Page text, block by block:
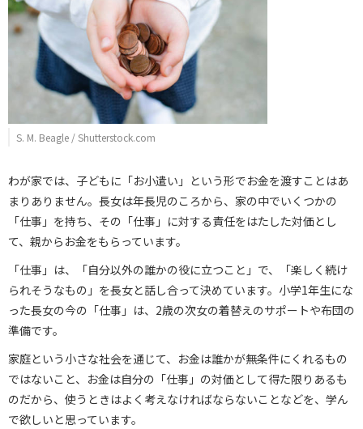
S. M. Beagle / Shutterstock.com
わが家では、子どもに「お小遣い」という形でお金を渡すことはあ
まりありません。長女は年長児のころから、家の中でいくつかの
「仕事」を持ち、その「仕事」に対する責任をはたした対価とし
て、親からお金をもらっています。
「仕事」は、「自分以外の誰かの役に立つこと」で、「楽しく続け
られそうなもの」を長女と話し合って決めています。小学1年生にな
った長女の今の「仕事」は、2歳の次女の着替えのサポートや布団の
準備です。
家庭という小さな社会を通じて、お金は誰かが無条件にくれるもの
ではないこと、お金は自分の「仕事」の対価として得た限りあるも
のだから、使うときはよく考えなければならないことなどを、学ん
で欲しいと思っています。